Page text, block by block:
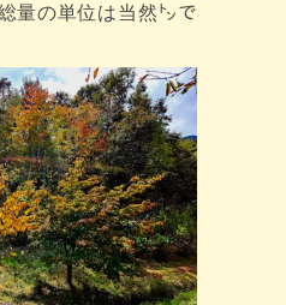
量の単位は当然㌧で